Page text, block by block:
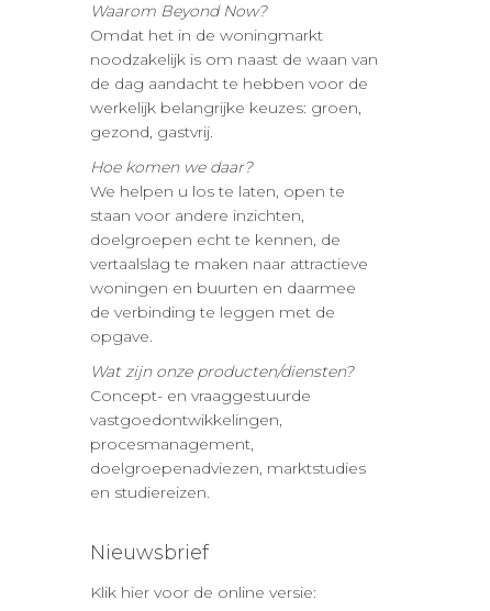
Waarom Beyond Now?
Omdat het in de woningmarkt
noodzakelijk is om naast de waan van
de dag aandacht te hebben voor de
werkelijk belangrijke keuzes: groen,
gezond, gastvrij.
Hoe komen we daar?
We helpen u los te laten, open te
staan voor andere inzichten,
doelgroepen echt te kennen, de
vertaalslag te maken naar attractieve
woningen en buurten en daarmee
de verbinding te leggen met de
opgave.
Wat zijn onze producten/diensten?
Concept- en vraaggestuurde
vastgoedontwikkelingen,
procesmanagement,
doelgroepenadviezen, marktstudies
en studiereizen.
Nieuwsbrief
Klik hier voor de online versie: